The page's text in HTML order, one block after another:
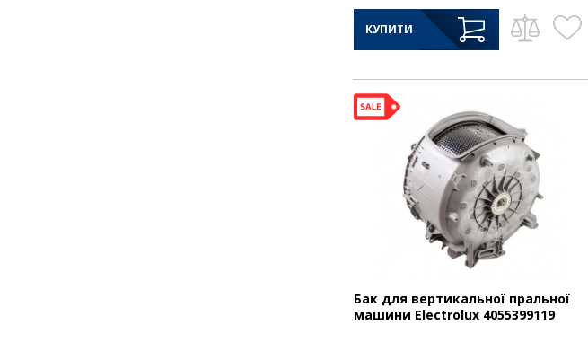
КУПИТИ
Бак для вертикальної пральної
машини Electrolux 4055399119